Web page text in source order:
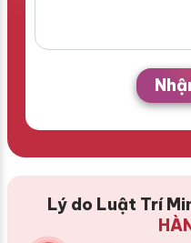
Lý do Luật Trí